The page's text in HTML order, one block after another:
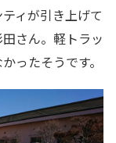
ィが引き上げて
さん。軽トラッ
ったそうです。